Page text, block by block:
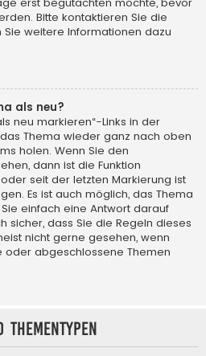
Bitte kontaktieren Sie die
weitere Informationen dazu
als neu?
neu markieren“-Links in der
Thema wieder ganz nach oben
holen. Wenn Sie den
dann ist die Funktion
seit der letzten Markierung ist
Es ist auch möglich, das Thema
einfach eine Antwort darauf
sicher, dass Sie die Regeln dieses
nicht gerne gesehen, wenn
oder abgeschlossene Themen